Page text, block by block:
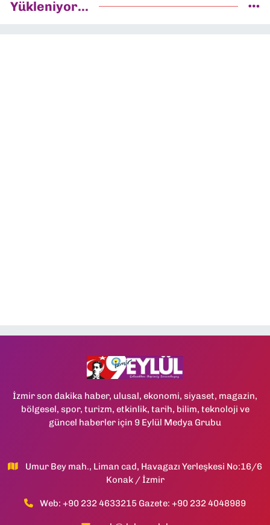
Yükleniyor...
İzmir son dakika haber, ulusal, ekonomi, siyaset, magazin,
bölgesel, spor, turizm, etkinlik, tarih, bilim, teknoloji ve
güncel haberler için 9 Eylül Medya Grubu
Umur Bey mah., Liman cad, Havagazı Yerleşkesi No:16/6
Konak / İzmir
Web: +90 232 4633215 Gazete: +90 232 4048989